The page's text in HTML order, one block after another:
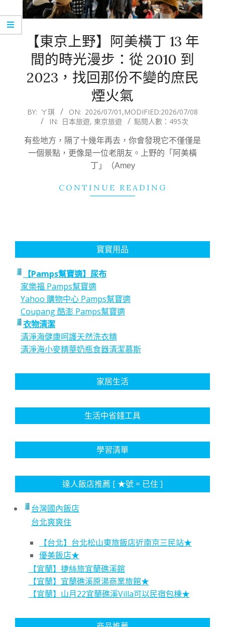
【東京上野】阿美橫丁 13 年
間的時光漫步：從 2010 到
2023，找回那份不變的庶民
煙火氣
2026-
01
BY: ㄚ琪 ON: 2026/07/01 ,MODIFIED:2026/07/08
IN: 日本旅遊, 東京旅遊 點閱人數：495次
有些地方，隔了十幾年再去，你會發現它不僅僅是
一個景點，更像是一位老朋友。上野的「阿美橫
丁」（Amey
CONTINUE READING
寶寶用品
【Pamps幫寶適】尿布
家樂福 Pamps幫寶適
Yahoo 購物中心 Pamps幫寶適
Coupang 酷澎 Pamps幫寶適
衣物清潔
清淨海健康呵護天然洗衣精
清淨海小麥精華奶瓶食器清潔慕斯
家居生活
生活中省錢工具
學習清單
達人飯店推薦 [ ★號 = 已住 ]
台灣國內飯店
台北爽爽住
【台北】台北松山東旅飯店近南京三民站★
優美飯店★
【宜蘭】捷絲旅宜蘭礁溪館
【宜蘭】宜蘭礁溪原湯商業旅館★
【宜蘭】山月22宜蘭礁溪Villa可以民宿包棟★